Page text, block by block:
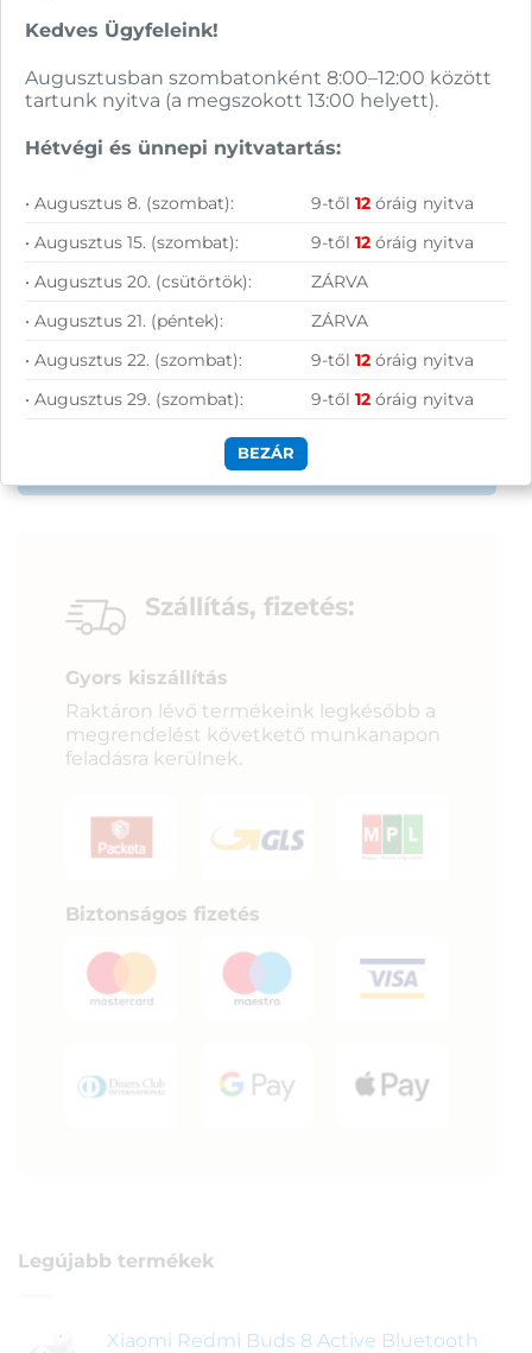
Hűségprogram
Szolgáltatásaink vállalkozásoknak
Szállítás, fizetés:
Gyors kiszállítás
Raktáron lévő termékeink legkésőbb a
megrendelést követkető munkanapon
feladásra kerülnek.
Biztonságos fizetés
Legújabb termékek
Xiaomi Redmi Buds 8 Active Bluetooth
Kedves Ügyfeleink!
Augusztusban szombatonként 8:00–12:00 között
tartunk nyitva (a megszokott 13:00 helyett).
Hétvégi és ünnepi nyitvatartás:
• Augusztus 8. (szombat): 9-től12 óráig nyitva
• Augusztus 15. (szombat):
9-től12 óráig nyitva
• Augusztus 20. (csütörtök):
ZÁRVA
• Augusztus 21. (péntek):
ZÁRVA
• Augusztus 22. (szombat):
9-től12 óráig nyitva
• Augusztus 29. (szombat):
9-től12 óráig nyitva
BEZÁR